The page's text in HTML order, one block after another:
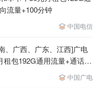
流量+100分钟
中国电信
、广西、广东、江西]广电
租包192G通用流量+通话
中国广电